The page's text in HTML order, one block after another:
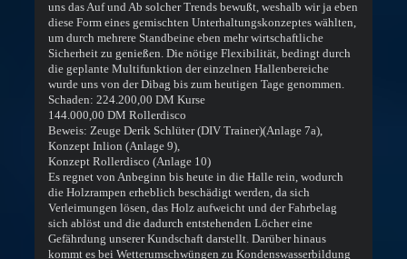
uns das Auf und Ab solcher Trends bewußt, weshalb wir ja eben
diese Form eines gemischten Unterhaltungskonzeptes wählten,
um durch mehrere Standbeine eben mehr wirtschaftliche
Sicherheit zu genießen. Die nötige Flexibilität, bedingt durch
die geplante Multifunktion der einzelnen Hallenbereiche
wurde uns von der Dibag bis zum heutigen Tage genommen.
Schaden: 224.200,00 DM Kurse
144.000,00 DM Rollerdisco
Beweis: Zeuge Derik Schlüter (DIV Trainer)(Anlage 7a),
Konzept Inlion (Anlage 9),
Konzept Rollerdisco (Anlage 10)
Es regnet von Anbeginn bis heute in die Halle rein, wodurch
die Holzrampen erheblich beschädigt werden, da sich
Verleimungen lösen, das Holz aufweicht und der Fahrbelag
sich ablöst und die dadurch entstehenden Löcher eine
Gefährdung unserer Kundschaft darstellt. Darüber hinaus
kommt es bei Wetterumschwüngen zu Kondenswasserbildung